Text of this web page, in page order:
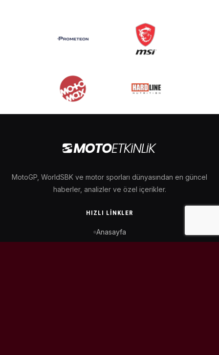
MotoGP, WorldSBK ve motor sporları dünyasından en güncel
haberler, analizler ve özel içerikler.
HIZLI LINKLER
Anasayfa